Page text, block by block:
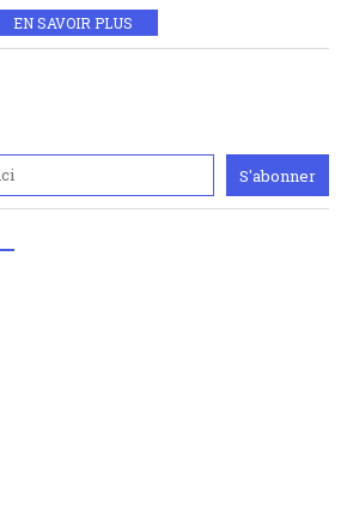
EN SAVOIR PLUS